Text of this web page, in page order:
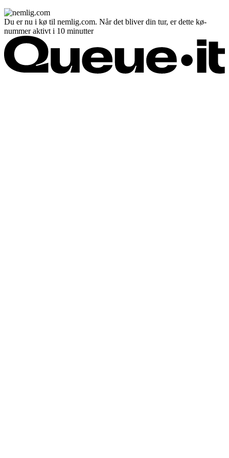
Du er nu i kø til nemlig.com. Når det bliver din tur, er dette kø-
nummer aktivt i 10 minutter